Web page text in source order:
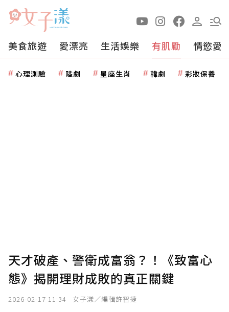
美食旅遊 愛漂亮 生活娛樂 有肌勵 情慾愛
心理測驗 陸劇 星座生肖 韓劇 彩妝保養
天才破產、警衛成富翁？！《致富心
態》揭開理財成敗的真正關鍵
2026-02-17 11:34 女子漾／編輯許智捷